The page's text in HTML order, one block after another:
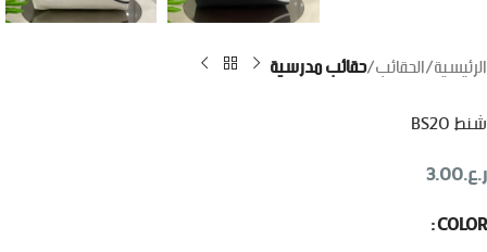
الرئيسية الحقائب حقائب مدرسية
شنط ‏BS20
ر.ع.3.00
COLOR